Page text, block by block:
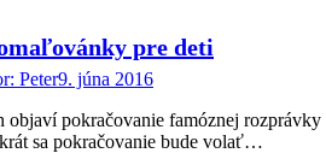
pre deti
Peter9. júna 2016
objaví pokračovanie famóznej rozprávky
sa pokračovanie bude volať…